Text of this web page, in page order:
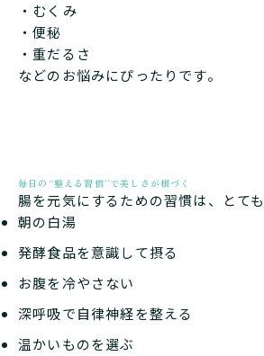
・むくみ
・便秘
・重だるさ
などのお悩みにぴったりです。
毎日の“整える習慣”で美しさが根づく
腸を元気にするための習慣は、とても
朝の白湯
発酵食品を意識して摂る
お腹を冷やさない
深呼吸で自律神経を整える
温かいものを選ぶ